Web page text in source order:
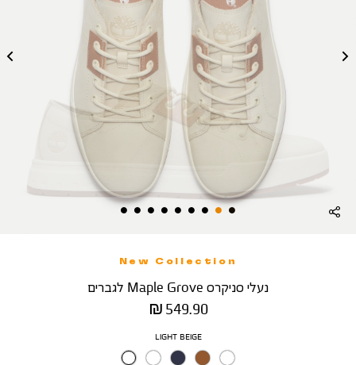
New Collection
נעלי סניקרס Maple Grove לגברים
מחיר
מוצר
549.90 ₪
צבע
LIGHT BEIGE